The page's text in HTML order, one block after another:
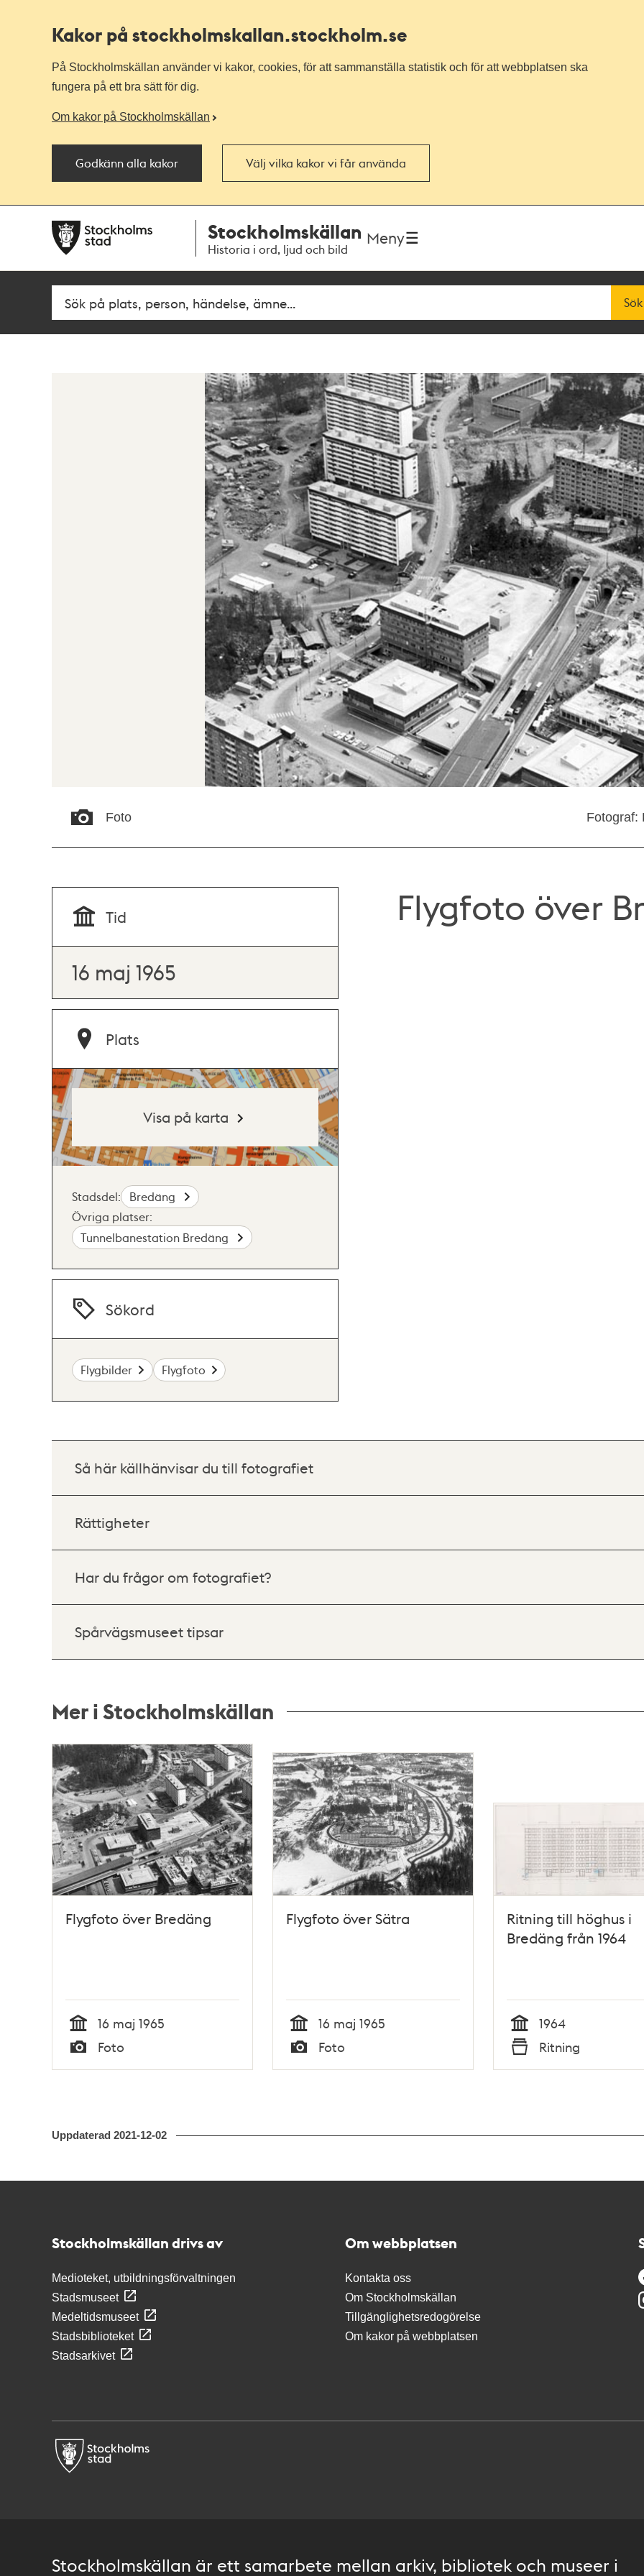
Kakor på stockholmskallan.stockholm.se
På Stockholmskällan använder vi kakor, cookies, för att sammanställa statistik och för att webbplatsen ska
fungera på ett bra sätt för dig.
Om kakor på Stockholmskällan
Godkänn alla kakor Välj vilka kakor vi får använda
navigationen
huvudinnehållet
Stockholmskällan
Historia i ord, ljud och bild
Meny
Fritextsök Sök
Foto Fotograf:
Flygfoto över
Tid
16 maj 1965
Plats
Visa på karta
Stadsdel:
Bredäng
Övriga platser:
Tunnelbanestation Bredäng
Sökord
Flygbilder Flygfoto
Så här källhänvisar du till fotografiet
Rättigheter
Har du frågor om fotografiet?
Spårvägsmuseet tipsar
Mer i Stockholmskällan
Relaterade
poster
och
teman
Flygfoto över Bredäng
Tid
16 maj 1965
Typ
Foto
Flygfoto över Sätra
Tid
16 maj 1965
Typ
Foto
Ritning till höghus i
Bredäng från 1964
Tid
1964
Typ
Ritning
Uppdaterad 2021-12-02
Stockholmskällan drivs av
Medioteket, utbildningsförvaltningen
Stadsmuseet
Medeltidsmuseet
Stadsbiblioteket
Stadsarkivet
Om webbplatsen
Kontakta oss
Om Stockholmskällan
Tillgänglighetsredogörelse
Om kakor på webbplatsen
Stockholmskällan är ett samarbete mellan arkiv, bibliotek och museer i